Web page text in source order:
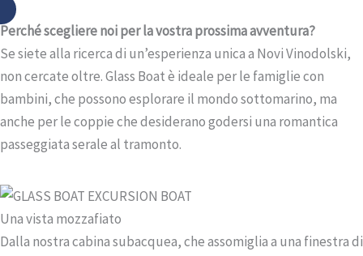
Perché scegliere noi per la vostra prossima avventura?
Se siete alla ricerca di un’esperienza unica a Novi Vinodolski,
non cercate oltre. Glass Boat è ideale per le famiglie con
bambini, che possono esplorare il mondo sottomarino, ma
anche per le coppie che desiderano godersi una romantica
passeggiata serale al tramonto.
Una vista mozzafiato
Dalla nostra cabina subacquea, che assomiglia a una finestra di